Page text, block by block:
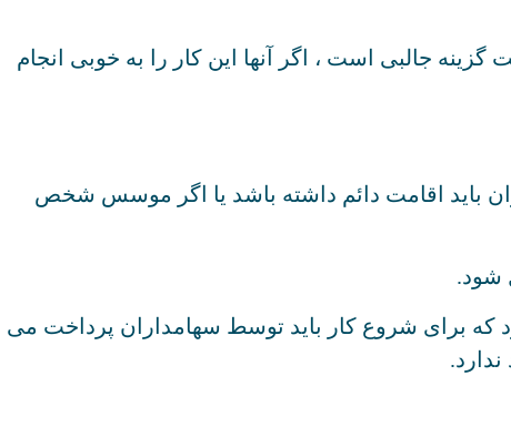
جالبی است ، اگر آنها این کار را به خوبی انجام
باید اقامت دائم داشته باشد یا اگر موسس شخص
شود.
در گذشته حداقل سرمایه اولیه ۲٫۵۰۰ یورو را تعیین کرده بود که برای شروع کار باید توسط سهامداران پرداخت می